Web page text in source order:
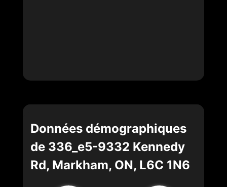
Données démographiques
de 336_e5-9332 Kennedy
Rd, Markham, ON, L6C 1N6